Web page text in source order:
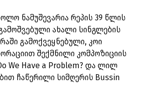
ნამუშევარია რეპის 39 წლის
ახალი სინგლების
გამოქვეყნებული, კოი
შექმნილი კომპოზიციის
We Have a Problem? და ლილ
ჩაწერილი სიმღერის Bussin